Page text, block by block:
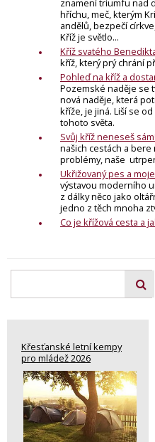
znamení triumfu nad
hříchu, meč, kterým
andělů, bezpečí
Kříž je světlo...
Kříž svatého
kříž, který prý chrání
Pohleď na kříž a
Pozemské naděje se
nová naděje, která
kříže, je jiná. Liší se
tohoto světa.
Svůj kříž neneseš sám!
našich cestách a bere
problémy, naše
Ukřižovaný pes a
výstavou moderního
z dálky něco jako
jedno z těch mnoha
Co je křížová cesta a
Křesťanské letní kempy
pro mládež 2026